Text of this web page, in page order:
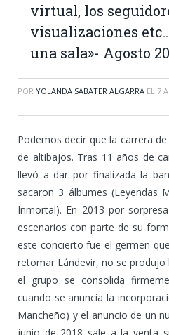
virtual, los
visualizaciones
una sala»- Agosto
POR YOLANDA SABATER ALGARRA EL 7
Podemos decir que la carrera
de altibajos. Tras 11 años de
llevó a dar por finalizada la
sacaron 3 álbumes (Leyendas
Inmortal). En 2013 por
escenarios con parte de su
este concierto fue el germen
retomar Lándevir, no se
el grupo se consolida
cuando se anuncia la
Mancheño) y el anuncio de un